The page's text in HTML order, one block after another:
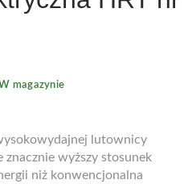
magazynie
lutownicy
znacznie wyższy stosunek
niż konwencjonalna